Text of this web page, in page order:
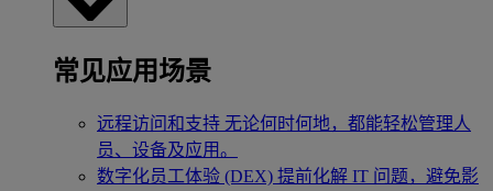
常见应用场景
远程访问和支持 无论何时何地，都能轻松管理人
员、设备及应用。
数字化员工体验 (DEX) 提前化解 IT 问题，避免影